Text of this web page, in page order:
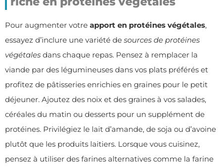
Pour augmenter votre apport en protéines végétales,
essayez d’inclure une variété de sources de protéines
végétales dans chaque repas. Pensez à remplacer la
viande par des légumineuses dans vos plats préférés et
profitez de pâtisseries enrichies en graines pour le petit
déjeuner. Ajoutez des noix et des graines à vos salades,
céréales du matin ou desserts pour un supplément de
protéines. Privilégiez le lait d’amande, de soja ou d’avoine
plutôt que les produits laitiers. Lorsque vous cuisinez,
pensez à utiliser des farines alternatives comme la farine